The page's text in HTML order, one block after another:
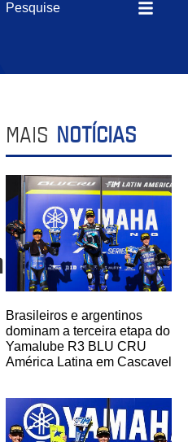
MAIS NOTÍCIAS
Brasileiros e argentinos
dominam a terceira etapa do
Yamalube R3 BLU CRU
América Latina em Cascavel